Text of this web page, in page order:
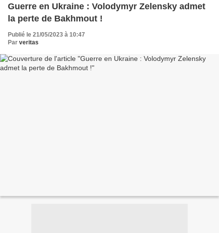
Guerre en Ukraine : Volodymyr Zelensky admet
la perte de Bakhmout !
Publié le 21/05/2023 à 10:47
Par veritas